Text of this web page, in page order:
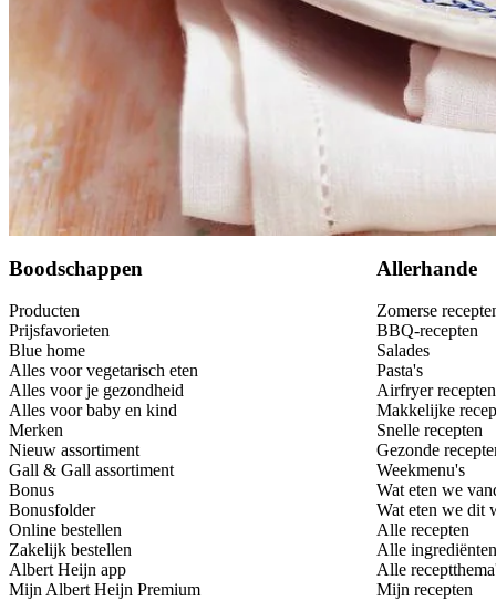
Boodschappen
Producten
Prijsfavorieten
Blue home
Alles voor vegetarisch eten
Alles voor je gezondheid
Alles voor baby en kind
Merken
Nieuw assortiment
Gall & Gall assortiment
Bonus
Bonusfolder
Online bestellen
Zakelijk bestellen
Albert Heijn app
Mijn Albert Heijn Premium
Allerhande
Zomerse
BBQ-recepten
Salades
Pasta's
Airfryer recepten
Makkelijke
Snelle recepten
Gezonde
Weekmenu's
Wat eten we
Wat eten we dit
Alle recepten
Alle ingrediënten
Alle
Mijn recepten